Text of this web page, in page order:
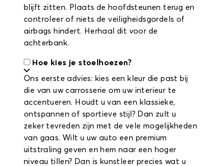
blijft zitten. Plaats de hoofdsteunen terug en
controleer of niets de veiligheidsgordels of
airbags hindert. Herhaal dit voor de
achterbank.
Hoe kies je stoelhoezen?
Ons eerste advies: kies een kleur die past bij
die van uw carrosserie om uw interieur te
accentueren. Houdt u van een klassieke,
ontspannen of sportieve stijl? Dan zult u
zeker tevreden zijn met de vele mogelijkheden
van gaas. Wilt u uw auto een premium
uitstraling geven en hem naar een hoger
niveau tillen? Dan is kunstleer precies wat u